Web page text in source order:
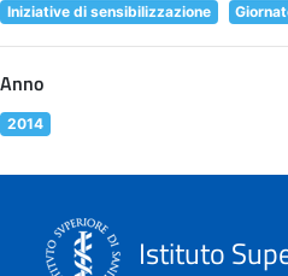
Iniziative di sensibilizzazione
Anno
2014
Istituto